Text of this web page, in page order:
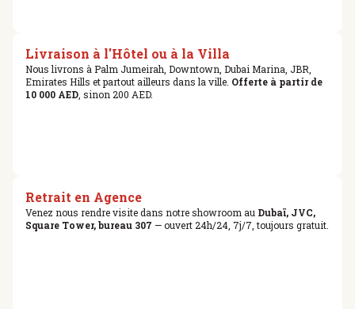
Livraison à l'Hôtel ou à la Villa
Nous livrons à Palm Jumeirah, Downtown, Dubai Marina, JBR,
Emirates Hills et partout ailleurs dans la ville. Offerte à partir de
10 000 AED, sinon 200 AED.
Retrait en Agence
Venez nous rendre visite dans notre showroom au Dubaï, JVC,
Square Tower, bureau 307 — ouvert 24h/24, 7j/7, toujours gratuit.